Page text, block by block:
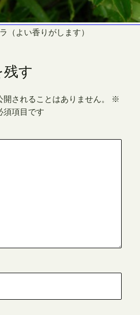
（よい香りがします）
す
されることはありません。
※
須項目です